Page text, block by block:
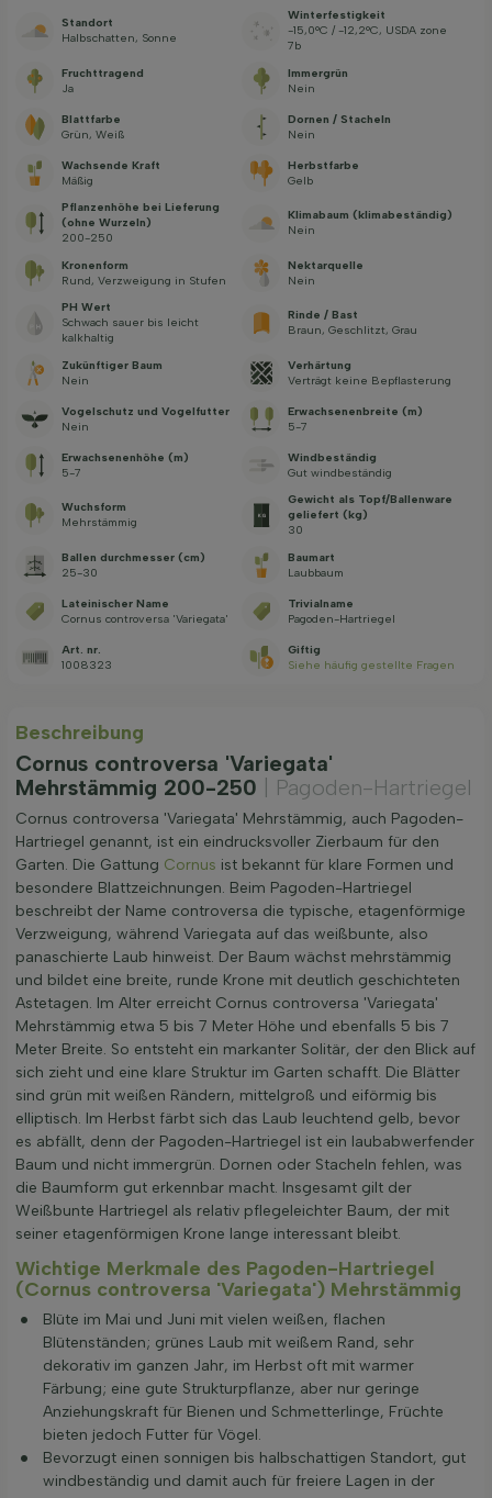
Standort
Halbschatten, Sonne
Winterfestigkeit
-15,0°C / -12,2°C, USDA zone
7b
Fruchttragend
Ja
Immergrün
Nein
Blattfarbe
Grün, Weiß
Dornen / Stacheln
Nein
Wachsende Kraft
Mäßig
Herbstfarbe
Gelb
Pflanzenhöhe bei Lieferung
(ohne Wurzeln)
200-250
Klimabaum (klimabeständig)
Nein
Kronenform
Rund, Verzweigung in Stufen
Nektarquelle
Nein
PH Wert
Schwach sauer bis leicht
kalkhaltig
Rinde / Bast
Braun, Geschlitzt, Grau
Zukünftiger Baum
Nein
Verhärtung
Verträgt keine Bepflasterung
Vogelschutz und Vogelfutter
Nein
Erwachsenenbreite (m)
5-7
Erwachsenenhöhe (m)
5-7
Windbeständig
Gut windbeständig
Wuchsform
Mehrstämmig
Gewicht als Topf/Ballenware
geliefert (kg)
30
Ballen durchmesser (cm)
25-30
Baumart
Laubbaum
Lateinischer Name
Cornus controversa 'Variegata'
Trivialname
Pagoden-Hartriegel
Art. nr.
1008323
Giftig
Siehe häufig gestellte Fragen
Beschreibung
Cornus controversa 'Variegata'
Mehrstämmig 200-250
| Pagoden-Hartriegel
Cornus controversa 'Variegata' Mehrstämmig, auch Pagoden-
Hartriegel genannt, ist ein eindrucksvoller Zierbaum für den
Garten. Die Gattung Cornus ist bekannt für klare Formen und
besondere Blattzeichnungen. Beim Pagoden-Hartriegel
beschreibt der Name controversa die typische, etagenförmige
Verzweigung, während Variegata auf das weißbunte, also
panaschierte Laub hinweist. Der Baum wächst mehrstämmig
und bildet eine breite, runde Krone mit deutlich geschichteten
Astetagen. Im Alter erreicht Cornus controversa 'Variegata'
Mehrstämmig etwa 5 bis 7 Meter Höhe und ebenfalls 5 bis 7
Meter Breite. So entsteht ein markanter Solitär, der den Blick auf
sich zieht und eine klare Struktur im Garten schafft. Die Blätter
sind grün mit weißen Rändern, mittelgroß und eiförmig bis
elliptisch. Im Herbst färbt sich das Laub leuchtend gelb, bevor
es abfällt, denn der Pagoden-Hartriegel ist ein laubabwerfender
Baum und nicht immergrün. Dornen oder Stacheln fehlen, was
die Baumform gut erkennbar macht. Insgesamt gilt der
Weißbunte Hartriegel als relativ pflegeleichter Baum, der mit
seiner etagenförmigen Krone lange interessant bleibt.
Wichtige Merkmale des Pagoden-Hartriegel
(Cornus controversa 'Variegata') Mehrstämmig
Blüte im Mai und Juni mit vielen weißen, flachen
Blütenständen; grünes Laub mit weißem Rand, sehr
dekorativ im ganzen Jahr, im Herbst oft mit warmer
Färbung; eine gute Strukturpflanze, aber nur geringe
Anziehungskraft für Bienen und Schmetterlinge, Früchte
bieten jedoch Futter für Vögel.
Bevorzugt einen sonnigen bis halbschattigen Standort, gut
windbeständig und damit auch für freiere Lagen in der